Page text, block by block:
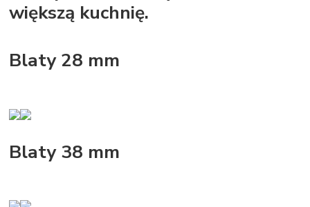
większą kuchnię.
Blaty 28 mm
Blaty 38 mm